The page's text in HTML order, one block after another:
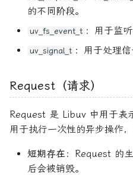
的不同阶段。
uv_fs_event_t ：用于监
uv_signal_t ：用于处理信
Request（请求）
Request 是 Libuv 中用于表
用于执行一次性的异步操作
短期存在：Request 的
后会被销毁。